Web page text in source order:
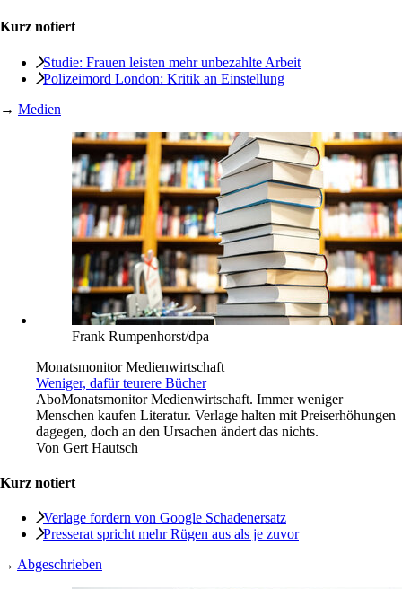
Kurz notiert
Studie: Frauen leisten mehr unbezahlte Arbeit
Polizeimord London: Kritik an Einstellung
→ Medien
Frank Rumpenhorst/dpa
Monatsmonitor Medienwirtschaft
Weniger, dafür teurere Bücher
AboMonatsmonitor Medienwirtschaft. Immer weniger
Menschen kaufen Literatur. Verlage halten mit Preiserhöhungen
dagegen, doch an den Ursachen ändert das nichts.
Von Gert Hautsch
Kurz notiert
Verlage fordern von Google Schadenersatz
Presserat spricht mehr Rügen aus als je zuvor
→ Abgeschrieben